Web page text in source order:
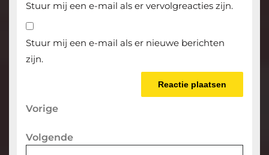
Stuur mij een e-mail als er vervolgreacties zijn.
Stuur mij een e-mail als er nieuwe berichten
zijn.
Berichtnavigatie
Vorige
Vorige
Volgende
Volgende